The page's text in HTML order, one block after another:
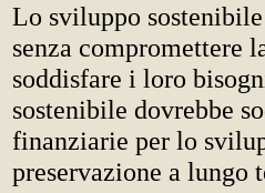
Lo sviluppo
senza compromettere
soddisfare i loro
sostenibile dovrebbe
finanziarie per lo
preservazione a lungo